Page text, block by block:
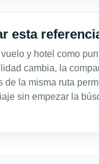
esta
y hotel como
cambia, la
de la misma ruta
sin empezar la